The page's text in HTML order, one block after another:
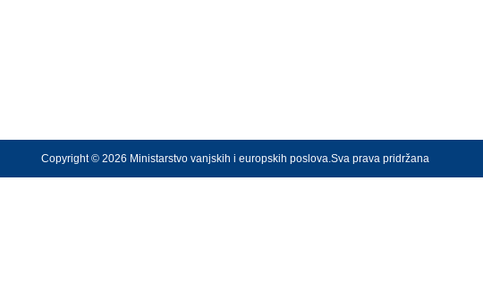
Copyright © 2026 Ministarstvo vanjskih i europskih poslova.Sva prava pridržana